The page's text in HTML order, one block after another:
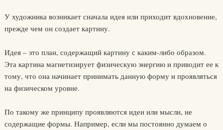
У художника возникает сначала идея или приходит вдохновение,
прежде чем он создает картину.
Идея – это план, содержащий картину с каким-либо образом.
Эта картина магнетизирует физическую энергию и приводит ее к
тому, что она начинает принимать данную форму и проявляться
на физическом уровне.
По такому же принципу проявляются идеи или мысли, не
содержащие формы. Например, если мы постоянно думаем о